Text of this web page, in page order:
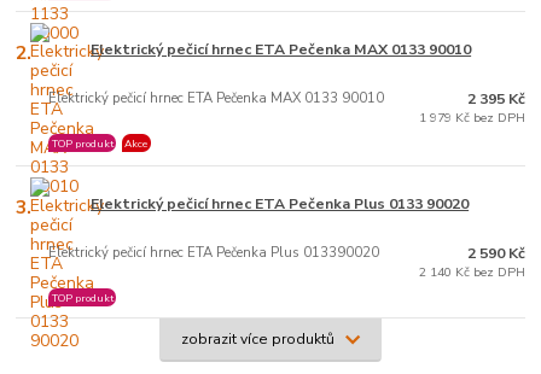
2. Elektrický pečicí hrnec ETA Pečenka MAX 0133 90010
Elektrický pečicí hrnec ETA Pečenka MAX 0133 90010
TOP produkt Akce
2 395 Kč
1 979 Kč bez DPH
3. Elektrický pečicí hrnec ETA Pečenka Plus 0133 90020
Elektrický pečicí hrnec ETA Pečenka Plus 013390020
TOP produkt
2 590 Kč
2 140 Kč bez DPH
zobrazit více produktů